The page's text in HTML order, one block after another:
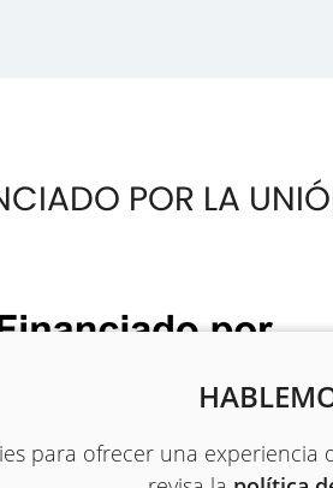
para ofrecer una
POR LA